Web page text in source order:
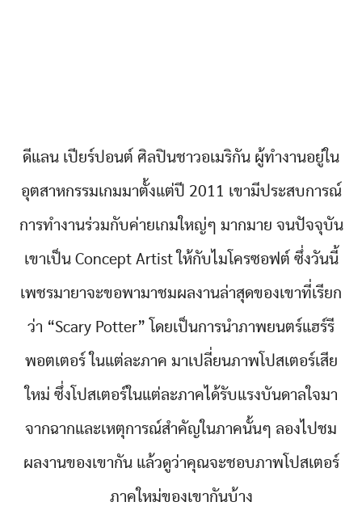
ดีแลน เปียร์ปอนต์ ศิลปินชาวอเมริกัน ผู้ทำงานอยู่ใน
อุตสาหกรรมเกมมาตั้งแต่ปี 2011 เขามีประสบการณ์
การทำงานร่วมกับค่ายเกมใหญ่ๆ มากมาย จนปัจจุบัน
เขาเป็น Concept Artist ให้กับไมโครซอฟต์ ซึ่งวันนี้
เพชรมายาจะขอพามาชมผลงานล่าสุดของเขาที่เรียก
ว่า “Scary Potter” โดยเป็นการนำภาพยนตร์แฮร์รี
พอตเตอร์ ในแต่ละภาค มาเปลี่ยนภาพโปสเตอร์เสีย
ใหม่ ซึ่งโปสเตอร์ในแต่ละภาคได้รับแรงบันดาลใจมา
จากฉากและเหตุการณ์สำคัญในภาคนั้นๆ ลองไปชม
ผลงานของเขากัน แล้วดูว่าคุณจะชอบภาพโปสเตอร์
ภาคใหม่ของเขากันบ้าง